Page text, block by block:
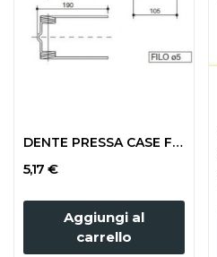
DENTE PRESSA CASE F60546
5,17 €
Aggiungi al
carrello